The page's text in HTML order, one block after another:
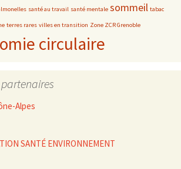
santé au travail santé mentale sommeil tabac
terres rares villes en transition Zone ZCR Grenoble
circulaire
Alpes
SANTÉ ENVIRONNEMENT